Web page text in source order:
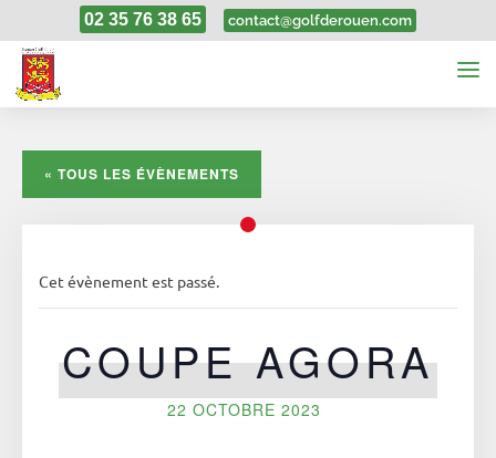
02 35 76 38 65 contact@golfderouen.com
« TOUS LES ÉVÈNEMENTS
Cet évènement est passé.
COUPE AGORA
22 OCTOBRE 2023